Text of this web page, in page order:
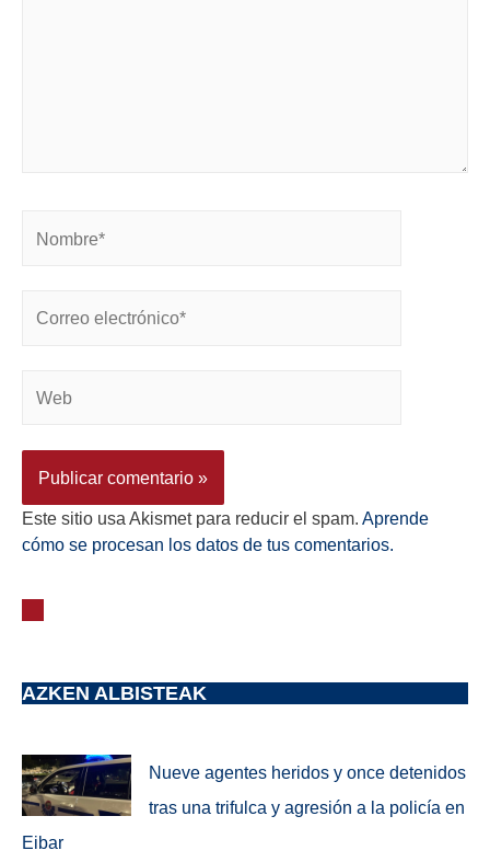
Este sitio usa Akismet para reducir el spam. Aprende
cómo se procesan los datos de tus comentarios.
AZKEN ALBISTEAK
Nueve agentes heridos y once detenidos
tras una trifulca y agresión a la policía en
Eibar